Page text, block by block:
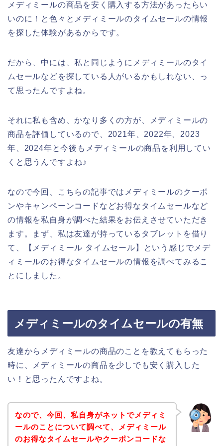
メディミールの商品を安く購入する方法があったらい
いのに！と色々とメディミールのタイムセールの情報
を探した体験があるからです。
だから、中には、私と同じようにメディミールのタイ
ムセールなどを探している人がいるかもしれない、っ
て思ったんですよね。
それに私も含め、かなり多くの方が、メディミールの
商品を評価しているので、2021年、2022年、2023
年、2024年と今後もメディミールの商品を利用してい
くと思うんですよね♪
なので今回、こちらの記事ではメディミールのクーポ
ンやキャンペーンコードなどお得なタイムセールなど
の情報を私自身が調べた結果をお伝えさせていただき
ます。まず、私は友達が持っているタブレットを借り
て、【メディミール タイムセール】という感じでメデ
ィミールのお得なタイムセールの情報を調べてみるこ
とにしました。
メディミールのタイムセールの有無
友達からメディミールの商品のことを教えてもらった
時に、メディミールの商品を少しでも安く購入した
い！と思ったんですよね。
なので、今回、私自身がネットでメディミ
ールのことについて調べて、メディミール
のお得なタイムセールやクーポンコードな